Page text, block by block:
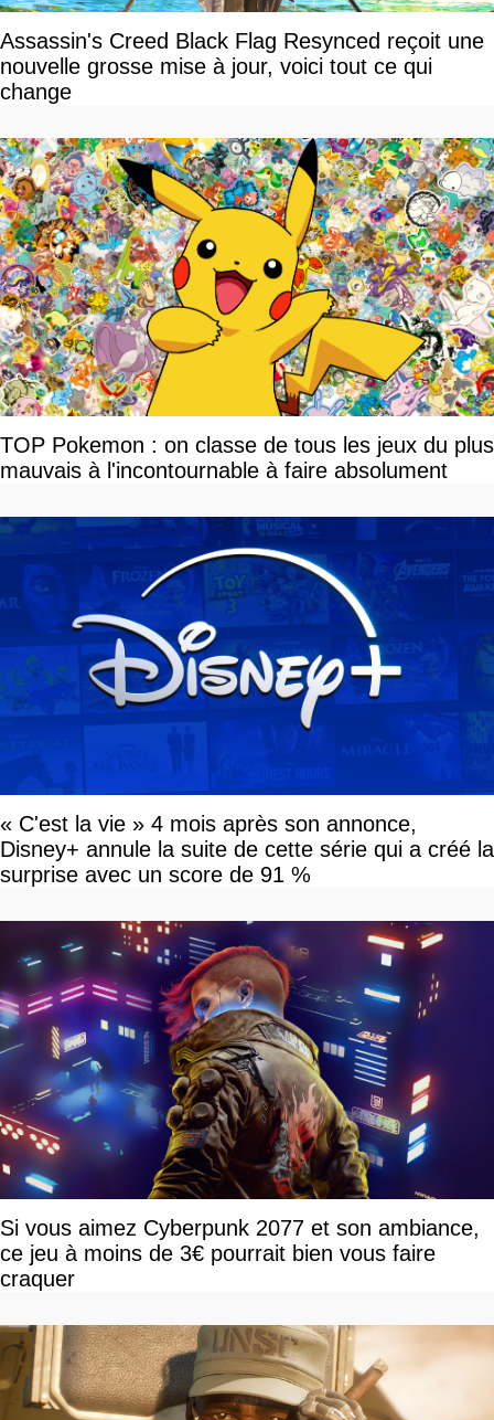
Assassin's Creed Black Flag Resynced reçoit une
nouvelle grosse mise à jour, voici tout ce qui
change
TOP Pokemon : on classe de tous les jeux du plus
mauvais à l'incontournable à faire absolument
« C'est la vie » 4 mois après son annonce,
Disney+ annule la suite de cette série qui a créé la
surprise avec un score de 91 %
Si vous aimez Cyberpunk 2077 et son ambiance,
ce jeu à moins de 3€ pourrait bien vous faire
craquer